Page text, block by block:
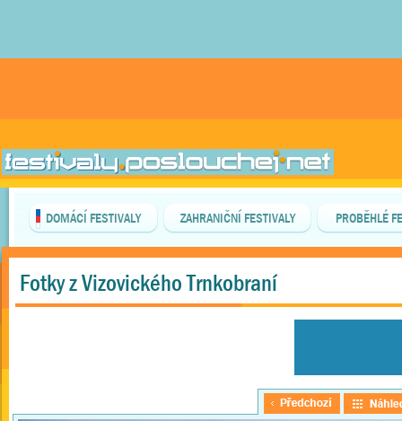
DOMÁCÍ FESTIVALY ZAHRANIČNÍ FESTIVALY PROBĚHLÉ
Fotky z Vizovického Trnkobraní